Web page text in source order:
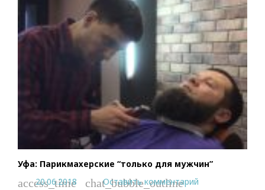
Уфа: Парикмахерские “только для мужчин”
access_time
20.06.2018 chat_bubble_outline
Оставить комментарий